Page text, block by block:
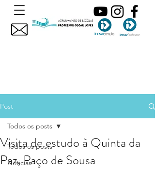
Post
Todos os posts
Noticias
Todos os posts
Visita de estudo à Quinta da
Paz, Paço de Sousa